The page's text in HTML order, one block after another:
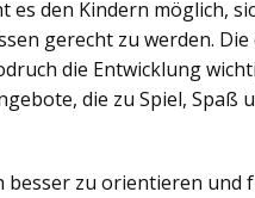
den Kindern möglich,
gerecht zu werden.
die Entwicklung
die zu Spiel,
zu orientieren